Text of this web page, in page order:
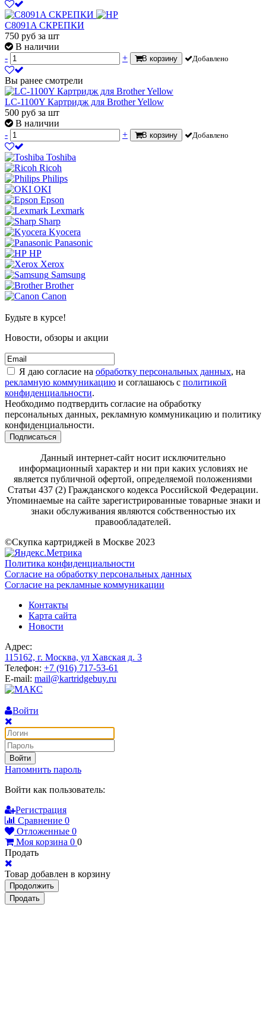
C8091A СКРЕПКИ
750 руб за шт
В наличии
-
+ В корзину Добавлено
Вы ранее смотрели
LC-1100Y Картридж для Brother Yellow
500 руб за шт
В наличии
-
+ В корзину Добавлено
Toshiba
Ricoh
Philips
OKI
Epson
Lexmark
Sharp
Kyocera
Panasonic
HP
Xerox
Samsung
Brother
Canon
Будьте в курсе!
Новости, обзоры и акции
Я даю согласие на обработку персональных данных, на
рекламную коммуникацию и соглашаюсь с политикой
конфиденциальности.
Необходимо подтвердить согласие на обработку
персональных данных, рекламную коммуникацию и политику
конфиденциальности.
Подписаться
Данный интернет-сайт носит исключительно
информационный характер и ни при каких условиях не
является публичной офертой, определяемой положениями
Статьи 437 (2) Гражданского кодекса Российской Федерации.
Упоминаемые на сайте зарегистрированные товарные знаки и
знаки обслуживания являются собственностью их
правообладателей.
©Скупка картриджей в Москве 2023
Политика конфиденциальности
Согласие на обработку персональных данных
Согласие на рекламные коммуникации
Контакты
Карта сайта
Новости
Адрес:
115162, г. Москва, ул Хавская д. 3
Телефон: +7 (916) 717-53-61
E-mail: mail@kartridgebuy.ru
Войти
Войти
Напомнить пароль
Войти как пользователь:
Регистрация
Сравнение 0
Отложенные 0
Моя корзина 0 0
Продать
Товар добавлен в корзину
Продолжить
Продать